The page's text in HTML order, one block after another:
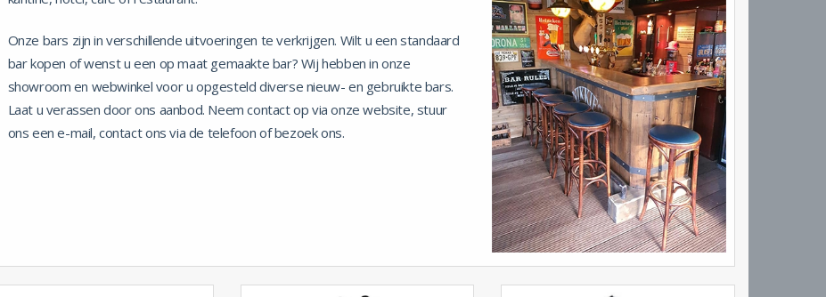
Onze bars zijn in verschillende uitvoeringen te verkrijgen. Wilt u een standaard
bar kopen of wenst u een op maat gemaakte bar? Wij hebben in onze
showroom en webwinkel voor u opgesteld diverse nieuw- en gebruikte bars.
Laat u verassen door ons aanbod. Neem contact op via onze website, stuur
ons een e-mail, contact ons via de telefoon of bezoek ons.